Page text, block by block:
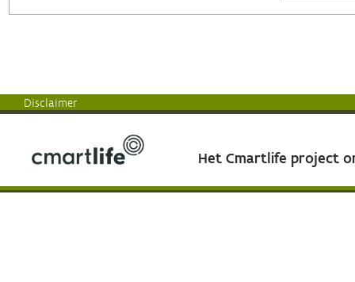
Disclaimer
Het Cmartlife project